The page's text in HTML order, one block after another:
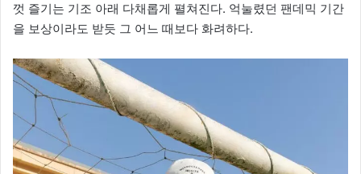
껏 즐기는 기조 아래 다채롭게 펼쳐진다. 억눌렸던 팬데믹 기간
을 보상이라도 받듯 그 어느 때보다 화려하다.